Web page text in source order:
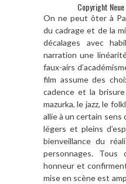
Copyright
On ne peut ôter à
du cadrage et de la
décalages avec
narration une
faux-airs
film assume des
cadence et la
mazurka, le jazz, le
allie à un certain sens
légers et pleins
bienveillance du
personnages.
honneur et
mise en scène est